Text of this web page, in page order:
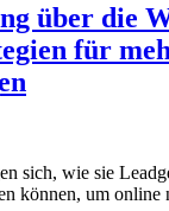
über die
für
sich, wie sie
können, um online